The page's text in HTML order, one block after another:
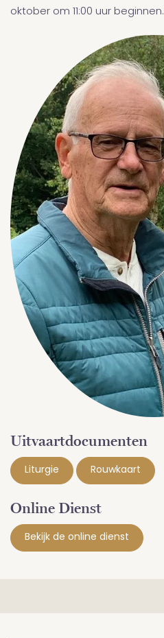
oktober om 11:00 uur beginnen.
Uitvaartdocumenten
Liturgie Rouwkaart
Online Dienst
Bekijk de online dienst